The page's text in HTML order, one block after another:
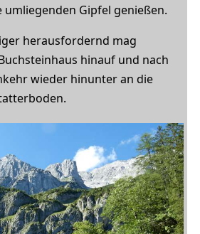
umliegenden Gipfel genießen.
herausfordernd mag
hinauf und nach
wieder hinunter an die